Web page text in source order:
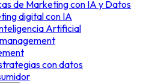
de Marketing con IA y Datos
digital con IA
Artificial
con datos